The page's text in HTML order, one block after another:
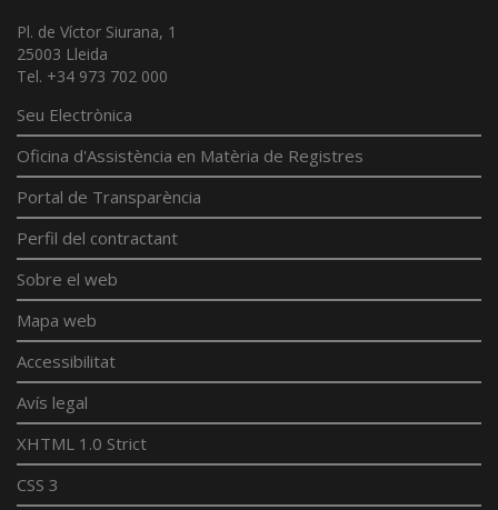
Pl. de Víctor Siurana, 1
25003 Lleida
Tel. +34 973 702 000
Seu Electrònica
Oficina d'Assistència en Matèria de Registres
Portal de Transparència
Perfil del contractant
Sobre el web
Mapa web
Accessibilitat
Avís legal
XHTML 1.0 Strict
CSS 3